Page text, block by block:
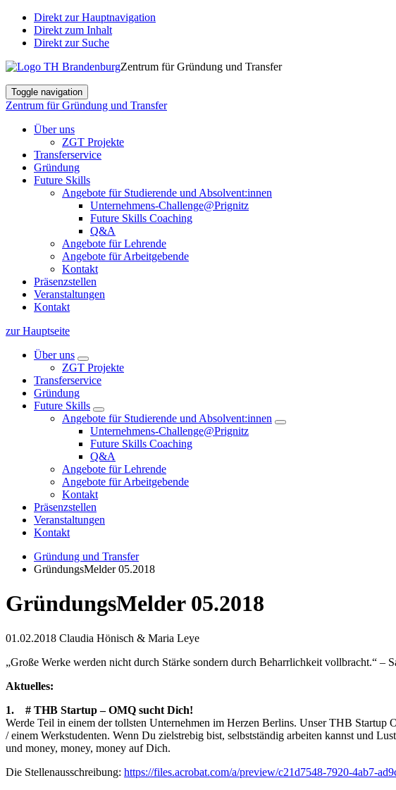
Direkt zur Hauptnavigation
Direkt zum Inhalt
Direkt zur Suche
Zentrum für Gründung und Transfer
Toggle navigation
Zentrum für Gründung und Transfer
Über uns
ZGT Projekte
Transferservice
Gründung
Future Skills
Angebote für Studierende und Absolvent:innen
Unternehmens-Challenge@Prignitz
Future Skills Coaching
Q&A
Angebote für Lehrende
Angebote für Arbeitgebende
Kontakt
Präsenzstellen
Veranstaltungen
Kontakt
zur Hauptseite
Über uns
ZGT Projekte
Transferservice
Gründung
Future Skills
Angebote für Studierende und Absolvent:innen
Unternehmens-Challenge@Prignitz
Future Skills Coaching
Q&A
Angebote für Lehrende
Angebote für Arbeitgebende
Kontakt
Präsenzstellen
Veranstaltungen
Kontakt
Gründung und Transfer
GründungsMelder 05.2018
GründungsMelder 05.2018
01.02.2018 Claudia Hönisch & Maria Leye
„Große Werke werden nicht durch Stärke sondern durch Beharrlichkeit vollbracht.“ –
Aktuelles:
1. # THB Startup – OMQ sucht Dich!
Werde Teil in einem der tollsten Unternehmen im Herzen Berlins. Unser THB
/ einem Werkstudenten. Wenn Du zielstrebig bist, selbstständig arbeiten kannst und
und money, money, money auf Dich.
Die Stellenausschreibung: https://files.acrobat.com/a/preview/c21d7548-7920-4ab7-